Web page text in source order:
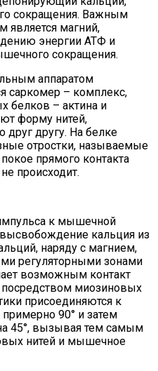
сокращения. Важным
является магний,
энергии АТФ и
сокращения.
аппаратом
саркомер – комплекс,
белков – актина и
форму нитей,
друг другу. На белке
отростки, называемые
прямого контакта
происходит.
к мышечной
кальция из
наряду с магнием,
регуляторными зонами
возможным контакт
миозиновых
присоединяются к
90° и затем
45°, вызывая тем самым
нитей и мышечное